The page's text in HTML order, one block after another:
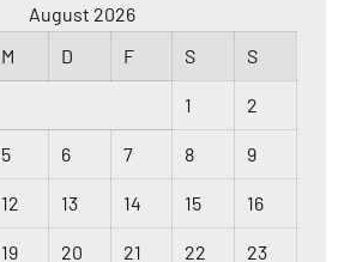
August 2026
M D F S S
1 2
5 6 7 8 9
12 13 14 15 16
19 20 21 22 23